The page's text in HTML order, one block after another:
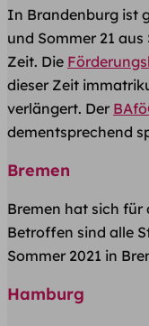
In Brandenburg ist
und Sommer 21
Zeit. Die
dieser Zeit
verlängert. Der
dementsprechend
Bremen
Bremen hat sich für
Betroffen sind alle
Sommer 2021 in
Hamburg